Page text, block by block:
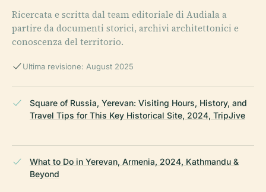
Ricercata e scritta dal team editoriale di Audiala a
partire da documenti storici, archivi architettonici e
conoscenza del territorio.
Ultima revisione: August 2025
Square of Russia, Yerevan: Visiting Hours, History, and
Travel Tips for This Key Historical Site, 2024, TripJive
What to Do in Yerevan, Armenia, 2024, Kathmandu &
Beyond